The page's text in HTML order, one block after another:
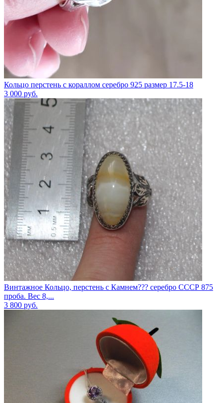
Кольцо перстень с кораллом серебро 925 размер 17.5-18
3 000 руб.
Винтажное Кольцо, перстень с Камнем??? серебро СССР 875
проба. Вес 8,...
3 800 руб.